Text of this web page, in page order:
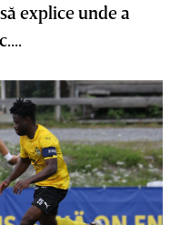
explice unde a